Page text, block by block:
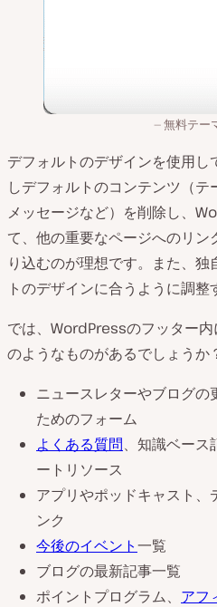
無料テー
デフォルトのデザインを使用
しデフォルトのコンテンツ（
メッセージなど）を削除し、
て、他の重要なページへのリ
り込むのが理想です。また、
トのデザインに合うように調整
では、WordPressのフッター
のようなものがあるでしょうか
ニュースレターやブログの
ためのフォーム
よくある質問、知識ベース
ートリソース
アプリやポッドキャスト、
ンク
今後のイベント一覧
ブログの最新記事一覧
ポイントプログラム、 アフ